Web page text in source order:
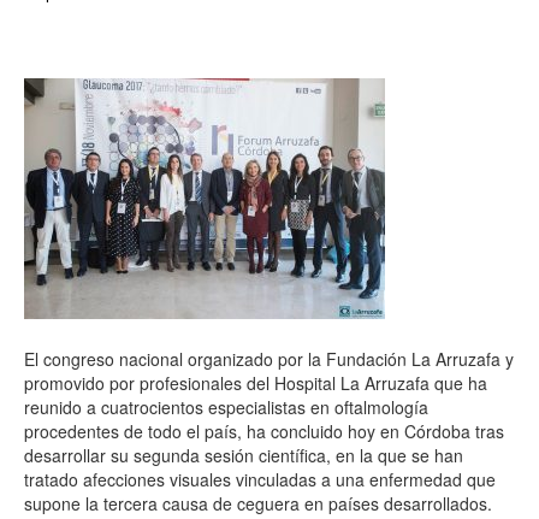
El congreso nacional organizado por la Fundación La Arruzafa y
promovido por profesionales del Hospital La Arruzafa que ha
reunido a cuatrocientos especialistas en oftalmología
procedentes de todo el país, ha concluido hoy en Córdoba tras
desarrollar su segunda sesión científica, en la que se han
tratado afecciones visuales vinculadas a una enfermedad que
supone la tercera causa de ceguera en países desarrollados.